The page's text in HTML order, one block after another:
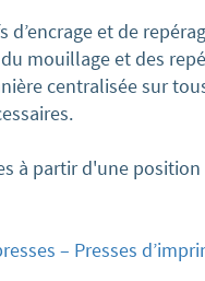
et de
mouillage et des
centralisée sur
à partir d'une
– Presses